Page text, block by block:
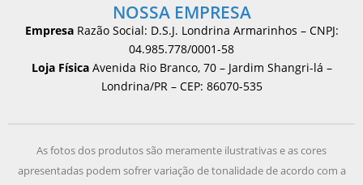
NOSSA EMPRESA
EmpresaRazão Social: D.S.J. Londrina Armarinhos – CNPJ:
04.985.778/0001-58
Loja FísicaAvenida Rio Branco, 70 – Jardim Shangri-lá –
Londrina/PR – CEP: 86070-535
As fotos dos produtos são meramente ilustrativas e as cores
apresentadas podem sofrer variação de tonalidade de acordo com a